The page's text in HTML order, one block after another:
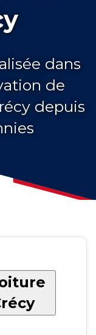
dans
de
depuis